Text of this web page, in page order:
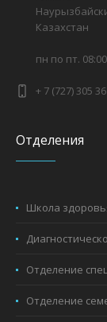
Казахстан
пн по пт.
+ 7 (727) 305
Отделения
Школа
Отделение
Отделение